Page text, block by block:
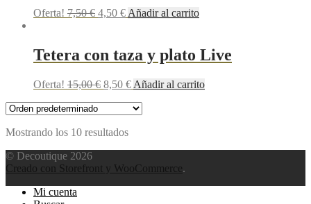
Oferta! 7,50€ 4,50 € Añadir al carrito
Tetera con taza y plato Live
Oferta! 15,00€ 8,50 € Añadir al carrito
Mostrando los 10 resultados
© Decoutique 2026
Creado con Storefront y WooCommerce.
Mi cuenta